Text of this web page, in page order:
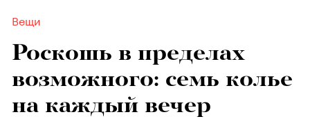
Вещи
Роскошь в пределах
возможного: семь колье
на каждый вечер